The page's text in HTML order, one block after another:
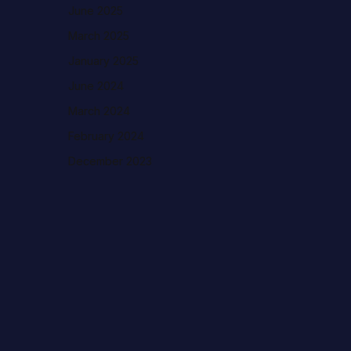
June 2025
March 2025
January 2025
June 2024
March 2024
February 2024
December 2023